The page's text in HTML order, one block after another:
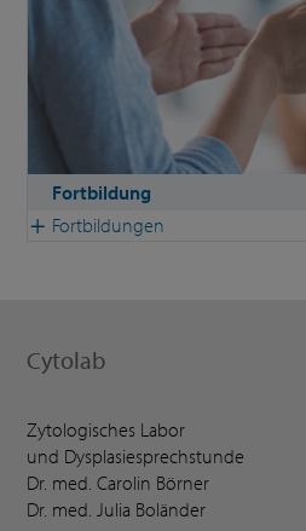
Fortbildung
Fortbildungen
Cytolab
Zytologisches Labor
und Dysplasiesprechstunde
Dr. med. Carolin Börner
Dr. med. Julia Boländer